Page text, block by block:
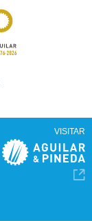
VISITAR